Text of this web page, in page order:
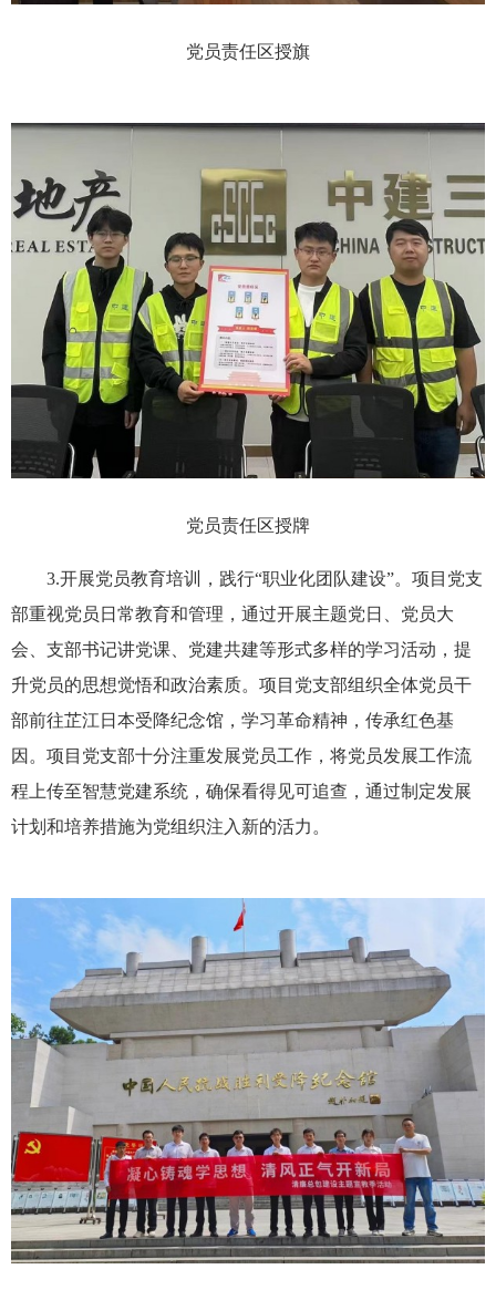
党员责任区授旗
党员责任区授牌
3.开展党员教育培训，践行“职业化团队建设”。项目党支
部重视党员日常教育和管理，通过开展主题党日、党员大
会、支部书记讲党课、党建共建等形式多样的学习活动，提
升党员的思想觉悟和政治素质。项目党支部组织全体党员干
部前往芷江日本受降纪念馆，学习革命精神，传承红色基
因。项目党支部十分注重发展党员工作，将党员发展工作流
程上传至智慧党建系统，确保看得见可追查，通过制定发展
计划和培养措施为党组织注入新的活力。